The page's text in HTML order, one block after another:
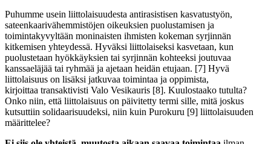
Puhumme usein liittolaisuudesta antirasistisen kasvatustyön,
sateenkaarivähemmistöjen oikeuksien puolustamisen ja
toimintakyvyltään moninaisten ihmisten kokeman syrjinnän
kitkemisen yhteydessä. Hyväksi liittolaiseksi kasvetaan, kun
puolustetaan hyökkäyksien tai syrjinnän kohteeksi joutuvaa
kanssaeläjää tai ryhmää ja ajetaan heidän etujaan. [7] Hyvä
liittolaisuus on lisäksi jatkuvaa toimintaa ja oppimista,
kirjoittaa transaktivisti Valo Vesikauris [8]. Kuulostaako tutulta?
Onko niin, että liittolaisuus on päivitetty termi sille, mitä joskus
kutsuttiin solidaarisuudeksi, niin kuin Purokuru [9] liittolaisuuden
määrittelee?